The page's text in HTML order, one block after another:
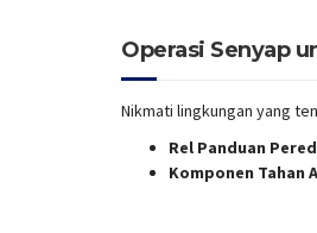
Operasi Senyap
Nikmati lingkungan yang
Rel Panduan
Komponen Tahan